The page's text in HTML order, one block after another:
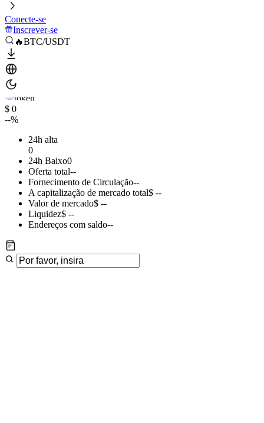
Conecte-se
Inscrever-se
🔥BTC/USDT
$ 0
--%
24h alta
0
24h Baixo0
Oferta total--
Fornecimento de Circulação--
A capitalização de mercado total$ --
Valor de mercado$ --
Liquidez$ --
Endereços com saldo--